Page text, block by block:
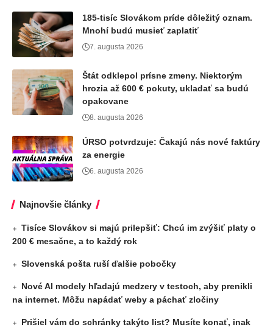
185-tisíc Slovákom príde dôležitý oznam.
Mnohí budú musieť zaplatiť
7. augusta 2026
Štát odklepol prísne zmeny. Niektorým
hrozia až 600 € pokuty, ukladať sa budú
opakovane
8. augusta 2026
ÚRSO potvrdzuje: Čakajú nás nové faktúry
za energie
6. augusta 2026
Najnovšie články
Tisíce Slovákov si majú prilepšiť: Chcú im zvýšiť platy o
200 € mesačne, a to každý rok
Slovenská pošta ruší ďalšie pobočky
Nové AI modely hľadajú medzery v testoch, aby prenikli
na internet. Môžu napádať weby a páchať zločiny
Prišiel vám do schránky takýto list? Musíte konať, inak